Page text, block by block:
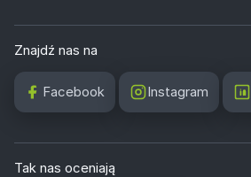
Znajdź nas na
Facebook Instagram
Tak nas oceniają